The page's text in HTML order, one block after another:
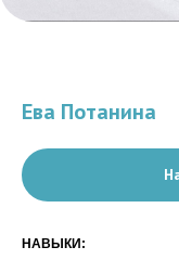
Ева Потанина
⁠НАВЫКИ: